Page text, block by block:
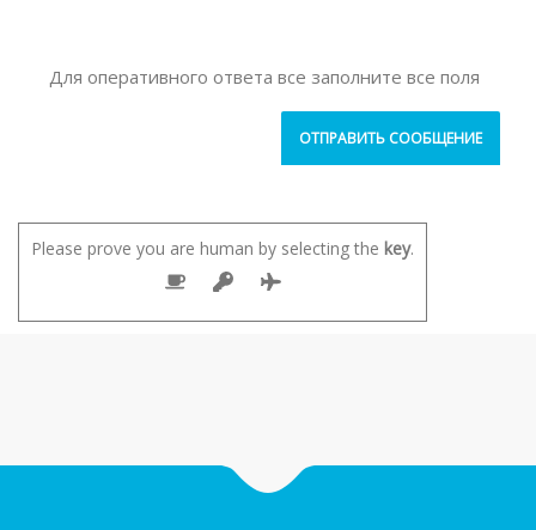
Для оперативного ответа все заполните все поля
Please prove you are human by selecting the key.